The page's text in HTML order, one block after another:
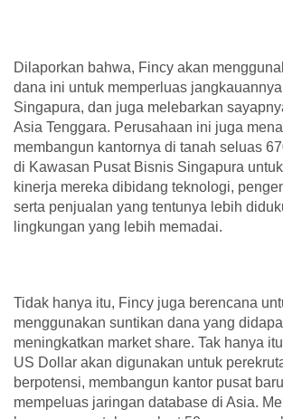
Dilaporkan bahwa, Fincy akan
dana ini untuk memperluas
Singapura, dan juga melebarkan
Asia Tenggara. Perusahaan ini juga
membangun kantornya di tanah seluas
di Kawasan Pusat Bisnis Singapura
kinerja mereka dibidang teknologi,
serta penjualan yang tentunya lebih
lingkungan yang lebih memadai.
Tidak hanya itu, Fincy juga berencana
menggunakan suntikan dana yang
meningkatkan market share. Tak hanya
US Dollar akan digunakan untuk
berpotensi, membangun kantor pusat
mempeluas jaringan database di Asia.